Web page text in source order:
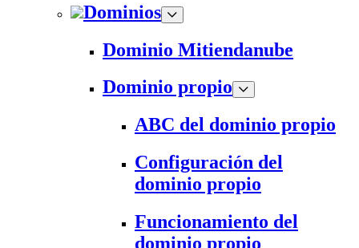
Dominios
Dominio Mitiendanube
Dominio propio
ABC del dominio propio
Configuración del
dominio propio
Funcionamiento del
dominio propio